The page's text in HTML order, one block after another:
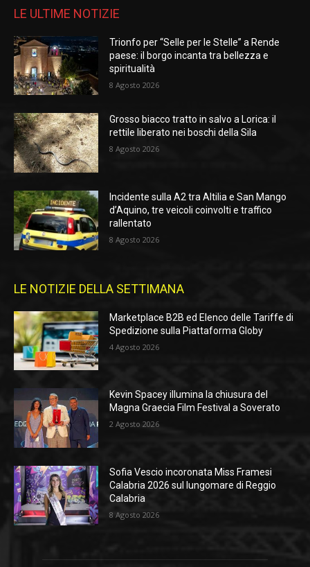
LE ULTIME NOTIZIE
Trionfo per “Selle per le Stelle” a Rende
paese: il borgo incanta tra bellezza e
spiritualità
8 Agosto 2026
Grosso biacco tratto in salvo a Lorica: il
rettile liberato nei boschi della Sila
8 Agosto 2026
Incidente sulla A2 tra Altilia e San Mango
d’Aquino, tre veicoli coinvolti e traffico
rallentato
8 Agosto 2026
LE NOTIZIE DELLA SETTIMANA
Marketplace B2B ed Elenco delle Tariffe di
Spedizione sulla Piattaforma Globy
4 Agosto 2026
Kevin Spacey illumina la chiusura del
Magna Graecia Film Festival a Soverato
2 Agosto 2026
Sofia Vescio incoronata Miss Framesi
Calabria 2026 sul lungomare di Reggio
Calabria
8 Agosto 2026